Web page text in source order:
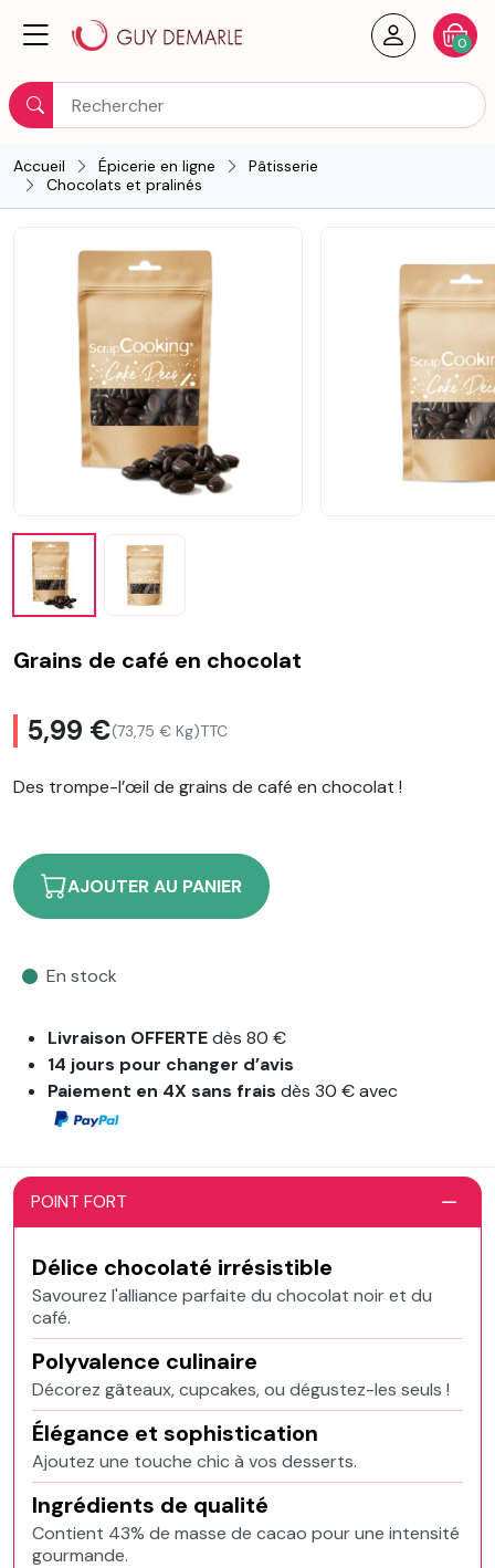
Rechercher
Créer
0
Accueil Épicerie en ligne
Pâtisserie
Chocolats et pralinés
Grains de café en chocolat
5,99 €(73,75 € Kg)TTC
Des trompe-l’œil de grains de café en chocolat !
AJOUTER AU PANIER
En stock
Livraison OFFERTEdès 80 €
14 jours pour changer d’avis
Paiement en 4X sans fraisdès 30 € avec
POINT FORT
Délice chocolaté irrésistible
Savourez l'alliance parfaite du chocolat noir et du
café.
Polyvalence culinaire
Décorez gâteaux, cupcakes, ou dégustez-les seuls !
Élégance et sophistication
Ajoutez une touche chic à vos desserts.
Ingrédients de qualité
Contient 43% de masse de cacao pour une intensité
gourmande.